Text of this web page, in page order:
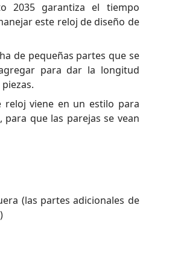
2035 garantiza el tiempo
este reloj de diseño de
de pequeñas partes que se
para dar la longitud
reloj viene en un estilo para
para que las parejas se vean
(las partes adicionales de